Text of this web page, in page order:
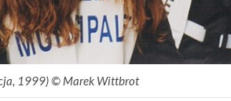
1999) © Marek Wittbrot